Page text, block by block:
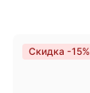
Скидка -15%